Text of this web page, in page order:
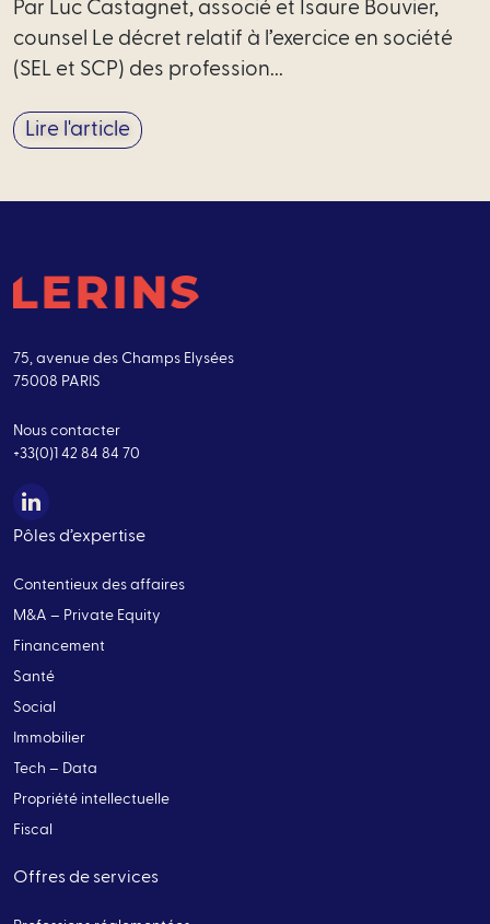
Par Luc Castagnet, associé et Isaure Bouvier,
counsel Le décret relatif à l’exercice en société
(SEL et SCP) des profession...
Lire l'article
75, avenue des Champs Elysées
75008 PARIS
Nous contacter
+33(0)1 42 84 84 70
Pôles d’expertise
Contentieux des affaires
M&A – Private Equity
Financement
Santé
Social
Immobilier
Tech – Data
Propriété intellectuelle
Fiscal
Offres de services